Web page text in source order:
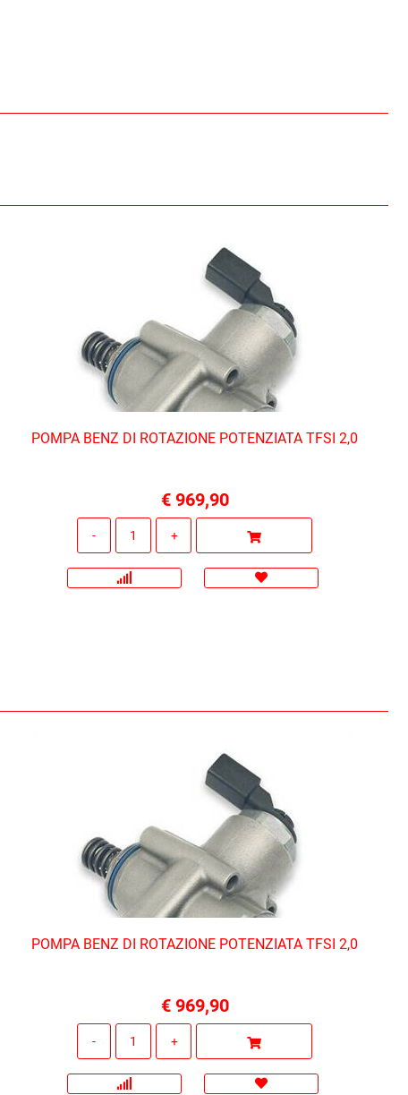
POMPA BENZ DI ROTAZIONE POTENZIATA TFSI 2,0
€ 969,90
POMPA BENZ DI ROTAZIONE POTENZIATA TFSI 2,0
€ 969,90